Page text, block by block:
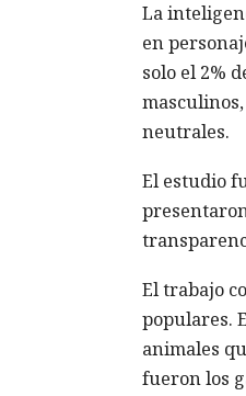
La
en
solo el 2%
neutrales.
El estudio
El trabajo
populares.
animales
fueron los